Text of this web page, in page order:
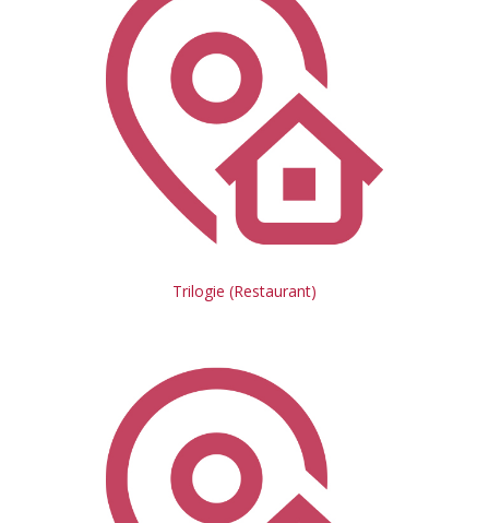
Trilogie (Restaurant)